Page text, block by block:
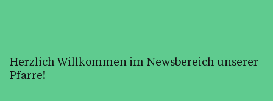
Schritte zum Wiedereintritt
Herzlich Willkommen im Newsbereich unserer
Pfarre!